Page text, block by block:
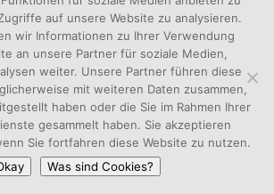
auf unsere Website zu analysieren.
wir Informationen zu Ihrer Verwendung
an unsere Partner für soziale Medien,
weiter. Unsere Partner führen diese
mit weiteren Daten zusammen,
haben oder die Sie im Rahmen Ihrer
gesammelt haben. Sie akzeptieren
Sie fortfahren diese Website zu nutzen.
Was sind Cookies?